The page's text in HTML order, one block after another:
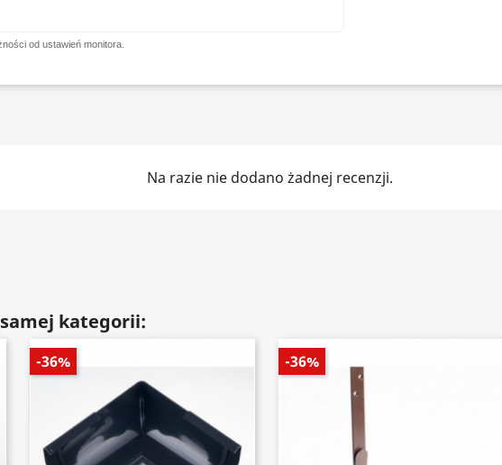
od ustawień monitora.
Na razie nie dodano żadnej recenzji.
kategorii:
-36% -36%